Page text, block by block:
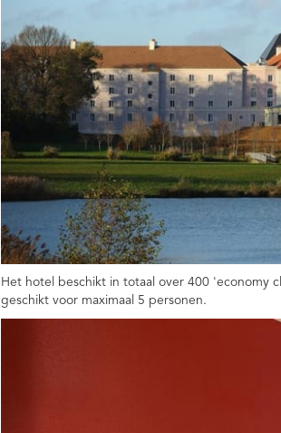
Het hotel beschikt in totaal over 400 'economy
geschikt voor maximaal 5 personen.